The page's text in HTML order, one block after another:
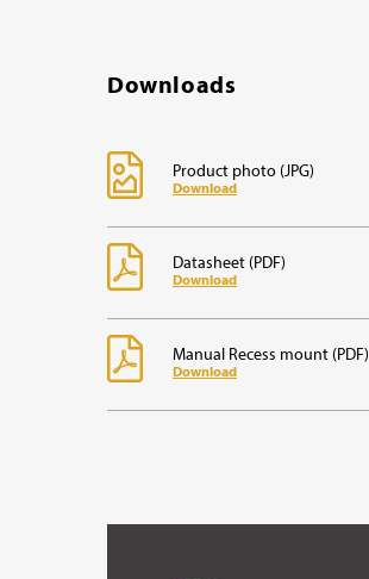
Downloads
Product photo (JPG)
Download
Datasheet (PDF)
Download
Manual Recess mount (PDF)
Download